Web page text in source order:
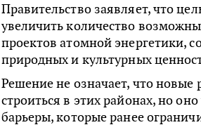
Правительство заявляет, что
увеличить количество
проектов атомной энергетики,
природных и культурных
Решение не означает, что новые
строиться в этих районах, но
барьеры, которые ранее